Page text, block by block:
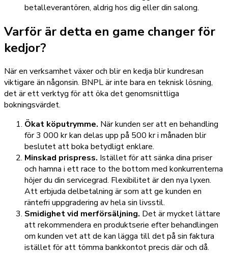
betalleverantören, aldrig hos dig eller din salong.
Varför är detta en game changer för
kedjor?
När en verksamhet växer och blir en kedja blir kundresan
viktigare än någonsin. BNPL är inte bara en teknisk lösning,
det är ett verktyg för att öka det genomsnittliga
bokningsvärdet.
Ökat köputrymme. När kunden ser att en behandling
för 3 000 kr kan delas upp på 500 kr i månaden blir
beslutet att boka betydligt enklare.
Minskad prispress. Istället för att sänka dina priser
och hamna i ett race to the bottom med konkurrenterna
höjer du din servicegrad. Flexibilitet är den nya lyxen.
Att erbjuda delbetalning är som att ge kunden en
räntefri uppgradering av hela sin livsstil.
Smidighet vid merförsäljning. Det är mycket lättare
att rekommendera en produktserie efter behandlingen
om kunden vet att de kan lägga till det på sin faktura
istället för att tömma bankkontot precis där och då.